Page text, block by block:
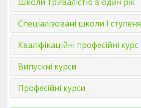
Спеціалізовані школи І ступеня
Кваліфікаційні професійні курс
Випускні курси
Професійні курси